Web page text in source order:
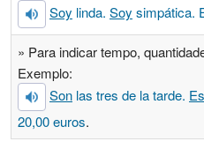
Soy linda. Soy simpática.
» Para indicar tempo,
Exemplo:
Son las tres de la tarde. Es
20,00 euros.